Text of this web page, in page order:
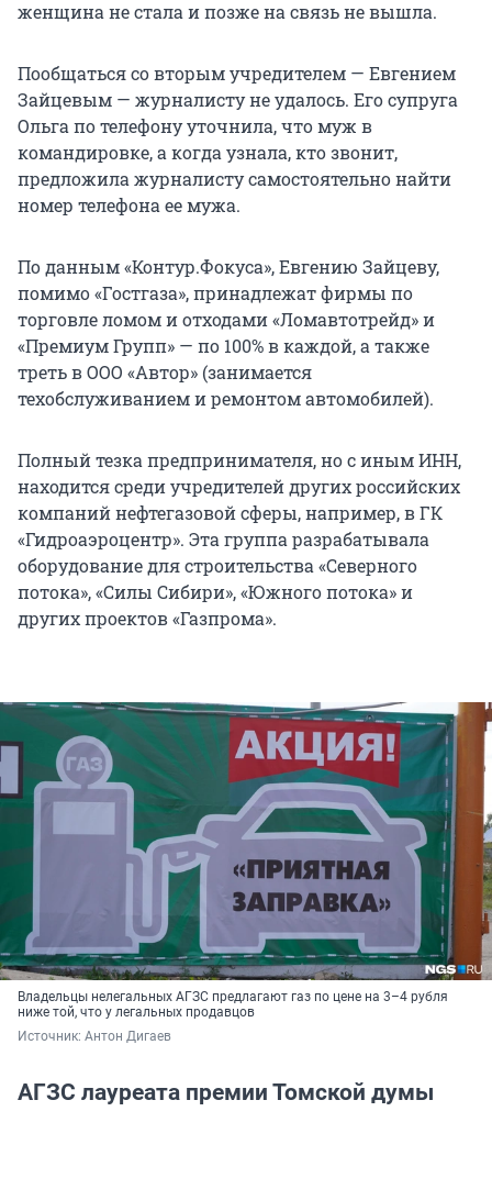
женщина не стала и позже на связь не вышла.
Пообщаться со вторым учредителем — Евгением
Зайцевым — журналисту не удалось. Его супруга
Ольга по телефону уточнила, что муж в
командировке, а когда узнала, кто звонит,
предложила журналисту самостоятельно найти
номер телефона ее мужа.
По данным «Контур.Фокуса», Евгению Зайцеву,
помимо «Гостгаза», принадлежат фирмы по
торговле ломом и отходами «Ломавтотрейд» и
«Премиум Групп» — по 100% в каждой, а также
треть в ООО «Автор» (занимается
техобслуживанием и ремонтом автомобилей).
Полный тезка предпринимателя, но с иным ИНН,
находится среди учредителей других российских
компаний нефтегазовой сферы, например, в ГК
«Гидроаэроцентр». Эта группа разрабатывала
оборудование для строительства «Северного
потока», «Силы Сибири», «Южного потока» и
других проектов «Газпрома».
Владельцы нелегальных АГЗС предлагают газ по цене на 3–4 рубля
ниже той, что у легальных продавцов
Источник: Антон Дигаев
АГЗС лауреата премии Томской думы